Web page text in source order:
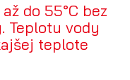
do 55°C bez
Teplotu vody
teplote